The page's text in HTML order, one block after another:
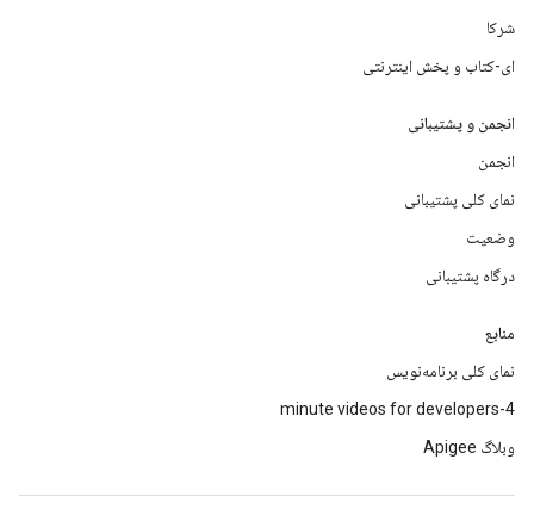
شرکا
ای-کتاب و پخش اینترنتی
انجمن و پشتیبانی
انجمن
نمای کلی پشتیبانی
وضعیت
درگاه پشتیبانی
منابع
نمای کلی برنامه‌نویس
4-minute videos for developers
وبلاگ Apigee